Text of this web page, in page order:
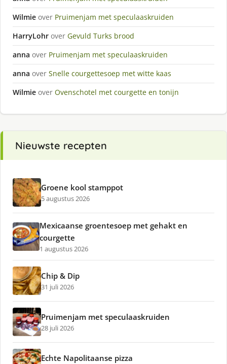
Wilmie over Pruimenjam met speculaaskruiden
HarryLohr over Gevuld Turks brood
anna over Pruimenjam met speculaaskruiden
anna over Snelle courgettesoep met witte kaas
Wilmie over Ovenschotel met courgette en tonijn
Nieuwste recepten
Groene kool stamppot
5 augustus 2026
Mexicaanse groentesoep met gehakt en
courgette
1 augustus 2026
Chip & Dip
31 juli 2026
Pruimenjam met speculaaskruiden
28 juli 2026
Echte Napolitaanse pizza